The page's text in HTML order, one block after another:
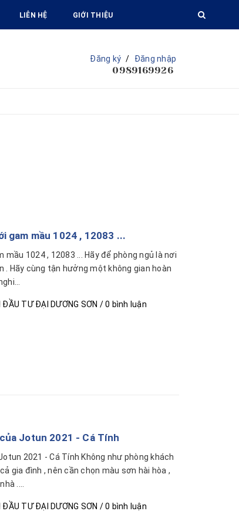
LIÊN HỆ GIỚI THIỆU
Đăng ký / Đăng nhập
0989169926
gam mầu 1024 , 12083 ...
mầu 1024 , 12083 ... Hãy để phòng ngủ là nơi
. Hãy cùng tận hưởng một không gian hoàn
ĐẦU TƯ ĐẠI DƯƠNG SƠN / 0 bình luận
Jotun 2021 - Cá Tính
2021 - Cá Tính Không như phòng khách
gia đình , nên cần chọn màu sơn hài hòa ,
....
ĐẦU TƯ ĐẠI DƯƠNG SƠN / 0 bình luận